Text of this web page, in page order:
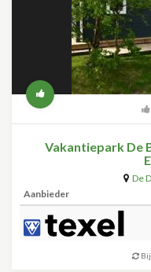
Vakantiepark De
De
Aanbieder